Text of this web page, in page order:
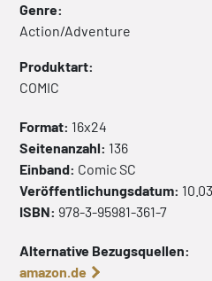
Genre:
Action/Adventure
Produktart:
COMIC
Format: 16x24
Seitenanzahl: 136
Einband: ComicSC
Veröffentlichungsdatum:
ISBN: 978-3-95981-361-7
Alternative Bezugsquellen:
amazon.de